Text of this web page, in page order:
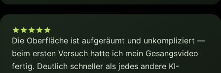
Die Oberfläche ist aufgeräumt und unkompliziert —
beim ersten Versuch hatte ich mein Gesangsvideo
fertig. Deutlich schneller als jedes andere KI-